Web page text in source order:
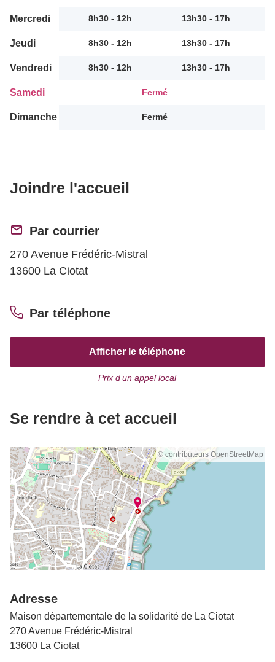
Mercredi 8h30 - 12h 13h30 - 17h
Jeudi 8h30 - 12h 13h30 - 17h
Vendredi 8h30 - 12h 13h30 - 17h
Samedi Fermé
Dimanche Fermé
Joindre l'accueil
Par courrier
270 Avenue Frédéric-Mistral
13600 La Ciotat
Par téléphone
Afficher le téléphone
Prix d’un appel local
Se rendre à cet accueil
© contributeurs OpenStreetMap
Adresse
Maison départementale de la solidarité de La Ciotat
270 Avenue Frédéric-Mistral
13600 La Ciotat